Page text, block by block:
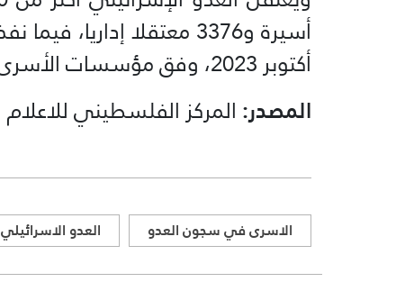
أكتوبر 2023، وفق مؤسسات الأسرى.
المصدر: المركز الفلسطيني للاعلام
الاسرى في سجون العدو العدو الاسرائيلي